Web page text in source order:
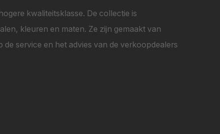
kwaliteitsklasse. De collectie is
kleuren en maten. Ze zijn gemaakt van
service en het advies van de verkoopdealers